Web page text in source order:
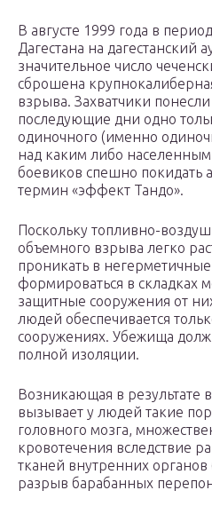
В августе 1999 года в
Дагестана на дагестанский
значительное число
сброшена
взрыва. Захватчики
последующие дни одно
одиночного (именно
над каким либо населенным
боевиков спешно покидать
термин «эффект Тандо».
Поскольку топливно-
объемного взрыва легко
проникать в
формироваться в складках
защитные сооружения от
людей обеспечивается
сооружениях. Убежища
полной изоляции.
Возникающая в результате
вызывает у людей такие
головного мозга,
кровотечения вследствие
тканей внутренних
разрыв барабанных